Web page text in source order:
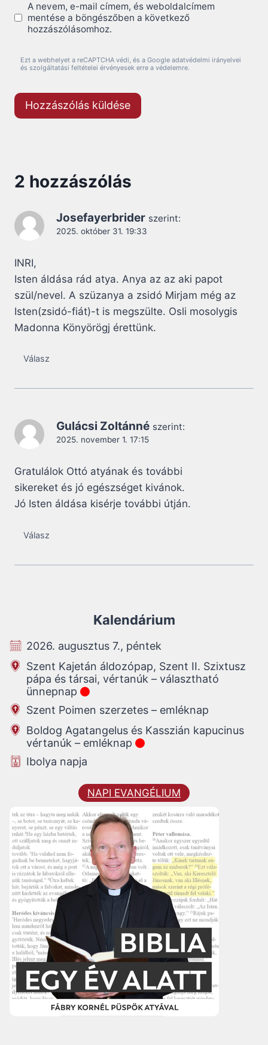
A nevem, e-mail címem, és weboldalcímem
mentése a böngészőben a következő
hozzászólásomhoz.
Ezt a webhelyet a reCAPTCHA védi, és a Google adatvédelmi irányelvei
és szolgáltatási feltételei érvényesek erre a védelemre.
2 hozzászólás
Josefayerbrider szerint:
2025. október 31. 19:33
INRI,
Isten áldása rád atya. Anya az az aki papot
szül/nevel. A szüzanya a zsidó Mirjam még az
Isten(zsidó-fiát)-t is megszülte. Osli mosolygis
Madonna Könyörögj érettünk.
Válasz
Gulácsi Zoltánné szerint:
2025. november 1. 17:15
Gratulálok Ottó atyának és további
sikereket és jó egészséget kivánok.
Jó Isten áldása kisérje további útján.
Válasz
Kalendárium
2026. augusztus 7., péntek
Szent Kajetán áldozópap, Szent II. Szixtusz
pápa és társai, vértanúk – választható
ünnepnap
Szent Poimen szerzetes – emléknap
Boldog Agatangelus és Kasszián kapucinus
vértanúk – emléknap
Ibolya napja
NAPI EVANGÉLIUM